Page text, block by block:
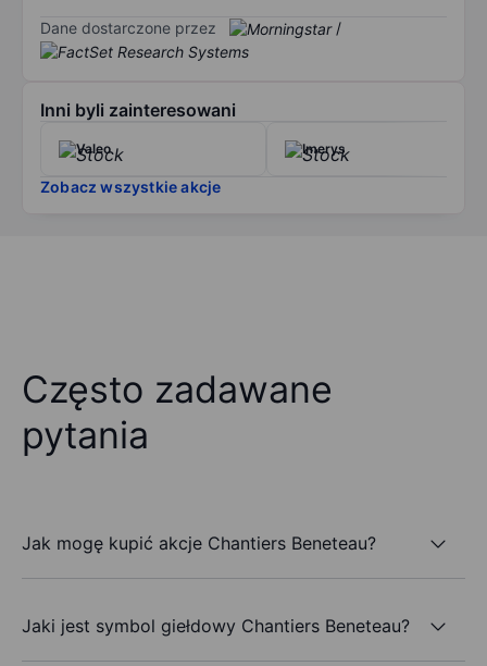
Dane dostarczone przez /
Inni byli zainteresowani
Valeo Imerys
Zobacz wszystkie akcje
Często zadawane
pytania
Jak mogę kupić akcje Chantiers Beneteau?
Jaki jest symbol giełdowy Chantiers Beneteau?